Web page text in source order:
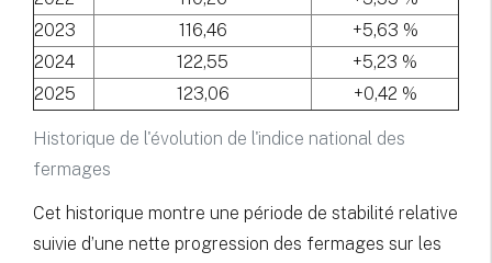
Historique de l'évolution de l'indice national des
fermages
2023
116,46
+5,63 %
2024
122,55
+5,23 %
2025
123,06 +0,42 %
Cet historique montre une période de stabilité relative
suivie d’une nette progression des fermages sur les